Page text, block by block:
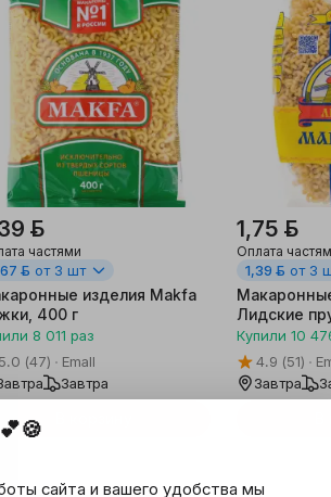
ƃ
частями
ƃ от 3 шт
изделия Makfa
400 г
8 011 раз
5.0 (47)
Emall
Завтра
1,75 ƃ
Оплата
1,39 ƃ от 3
Лидские
Купили10
4.9 (51)
Завтра
сайта и вашего удобства мы